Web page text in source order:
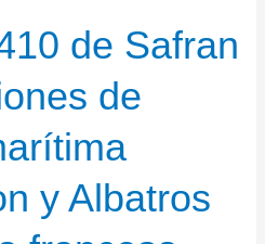
de Safran
de
y Albatros